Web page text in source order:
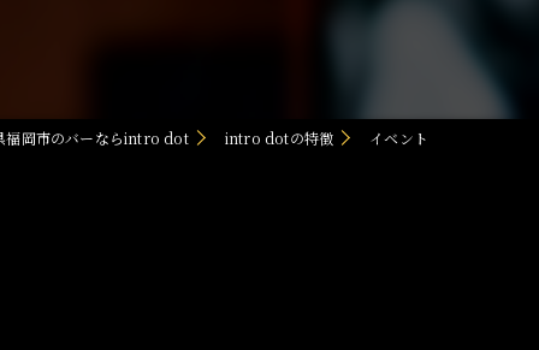
飲み会
福岡市のバーならintro dot intro dotの特徴 イベント